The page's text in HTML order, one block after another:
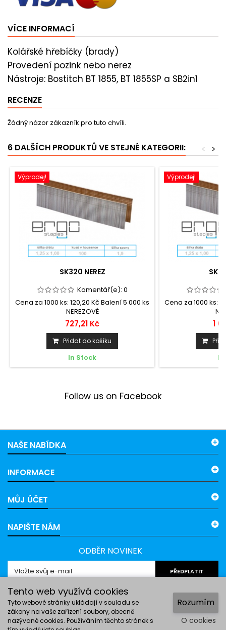
VÍCE INFORMACÍ
Kolářské hřebíčky (brady)
Provedení pozink nebo nerez
Nástroje: Bostitch BT 1855, BT 1855SP a SB2in1
RECENZE
Žádný názor zákazník pro tuto chvíli.
6 DALŠÍCH PRODUKTŮ VE STEJNÉ KATEGORII: >
<
Výprodej!
SK320 NEREZ
Komentář(e): 0
Cena za 1000 ks: 120,20 Kč Balení 5 000 ks
NEREZOVÉ
727,21 Kč
Přidat do košíku
In Stock
Výprodej!
Cena za 1000 ks:
1
In
Follow us on Facebook
NAŠE NABÍDKA
INFORMACE
MŮJ ÚČET
NAPIŠTE NÁM
ODBĚR NOVINEK
PŘEDPLATIT
Tento web využívá cookies
Tyto webové stránky ukládají v souladu se
zákony na vaše zařízení soubory, obecně
nazývané cookies. Používáním těchto stránek s
Rozumím
O cookies